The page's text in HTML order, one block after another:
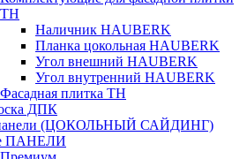
ТН
Наличник HAUBERK
Планка цокольная HAUBERK
Угол внешний HAUBERK
Угол внутренний HAUBERK
Фасадная плитка ТН
ДПК
(ЦОКОЛЬНЫЙ САЙДИНГ)
ПАНЕЛИ